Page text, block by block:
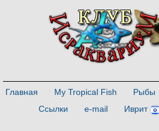
Главная My Tropical Fish Рыбы
Ссылки
e-mail Иврит